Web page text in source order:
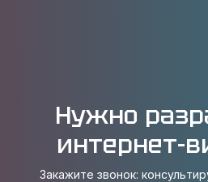
Нужно
интернет-
Закажите звонок: